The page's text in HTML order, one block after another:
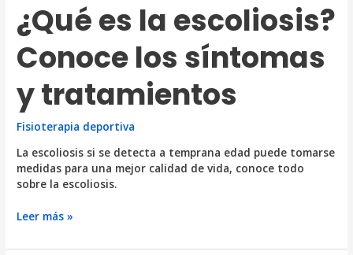
¿Qué es la escoliosis?
Conoce los síntomas
y tratamientos
Fisioterapia deportiva
La escoliosis si se detecta a temprana edad puede tomarse
medidas para una mejor calidad de vida, conoce todo
sobre la escoliosis.
¿Qué
la
Leer más »